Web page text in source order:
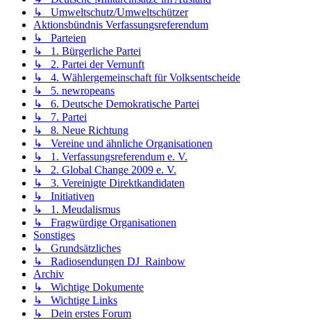
↳ Umweltschutz/Umweltschützer
Aktionsbündnis Verfassungsreferendum
↳ Parteien
↳ 1. Bürgerliche Partei
↳ 2. Partei der Vernunft
↳ 4. Wählergemeinschaft für Volksentscheide
↳ 5. newropeans
↳ 6. Deutsche Demokratische Partei
↳ 7. Partei
↳ 8. Neue Richtung
↳ Vereine und ähnliche Organisationen
↳ 1. Verfassungsreferendum e. V.
↳ 2. Global Change 2009 e. V.
↳ 3. Vereinigte Direktkandidaten
↳ Initiativen
↳ 1. Meudalismus
↳ Fragwürdige Organisationen
Sonstiges
↳ Grundsätzliches
↳ Radiosendungen DJ_Rainbow
Archiv
↳ Wichtige Dokumente
↳ Wichtige Links
↳ Dein erstes Forum